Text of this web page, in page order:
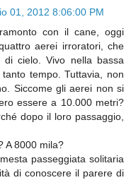
01, 2012 8:06:00 PM
con il cane, oggi
aerei irroratori, che
di cielo. Vivo nella bassa
tempo. Tuttavia, non
Siccome gli aerei non si
essere a 10.000 metri?
dopo il loro passaggio,
A 8000 mila?
passeggiata solitaria
di conoscere il parere di